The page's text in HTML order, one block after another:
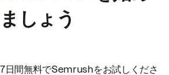
ましょう
7日間無料でSemrushをお試しくださ